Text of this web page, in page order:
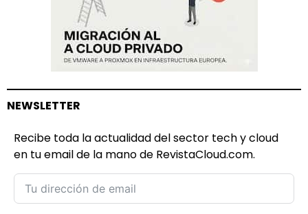
NEWSLETTER
Recibe toda la actualidad del sector tech y cloud
en tu email de la mano de RevistaCloud.com.